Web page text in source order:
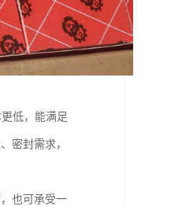
低，能满足
密封需求，
也可承受一